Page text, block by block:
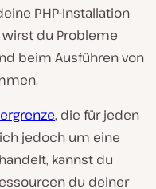
PHP-Installation
du Probleme
beim Ausführen von
, die für jeden
jedoch um eine
kannst du
du deiner